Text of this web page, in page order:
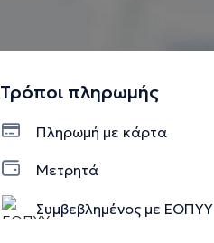
Τρόποι πληρωμής
Πληρωμή με κάρτα
Μετρητά
Συμβεβλημένος με ΕΟΠΥΥ